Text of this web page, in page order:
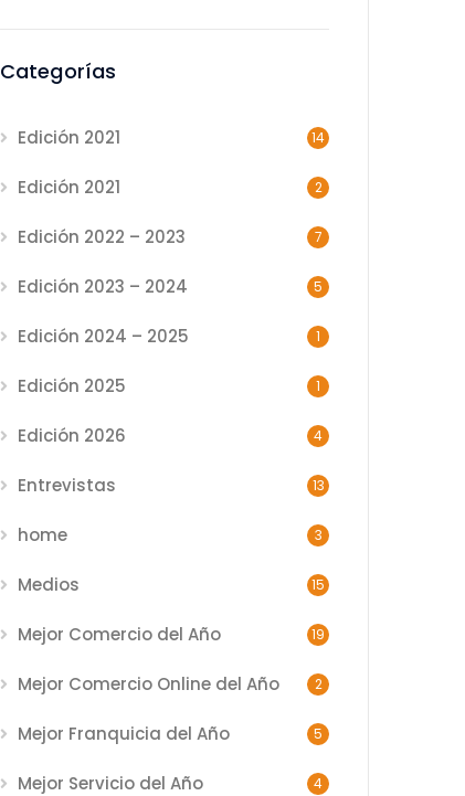
Categorías
Edición 2021 14
Edición 2021 2
Edición 2022 – 2023 7
Edición 2023 – 2024 5
Edición 2024 – 2025 1
Edición 2025 1
Edición 2026 4
Entrevistas 13
home 3
Medios 15
Mejor Comercio del Año 19
Mejor Comercio Online del Año 2
Mejor Franquicia del Año 5
Mejor Servicio del Año 4